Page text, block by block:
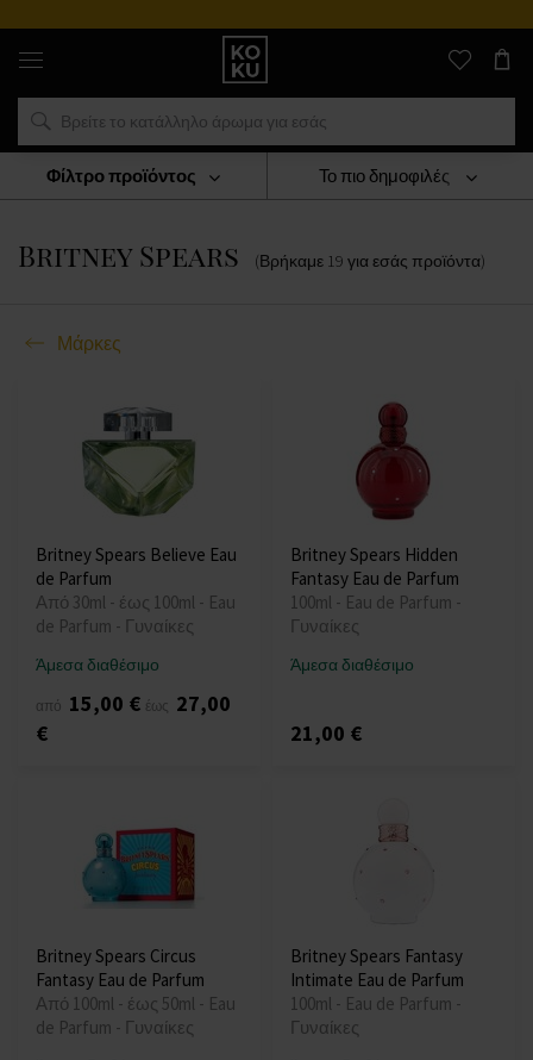
Αυθεντικά
αρώματα
και
ρολόγια
σε
μέρος
Μάρκες
Britney Spears
Britney Spears (Βρήκαμε 19 για εσάς προϊόντα)
Το πιο δημοφιλές
Μάρκες
Φίλτρο προϊόντος
Britney Spears Believe Eau
de Parfum
Από 30ml - έως 100ml - Eau
de Parfum - Γυναίκες
Άμεσα διαθέσιμο
από 15,00 € έως 27,00
€
Britney Spears Hidden
Fantasy Eau de Parfum
100ml - Eau de Parfum -
Γυναίκες
Άμεσα διαθέσιμο
21,00 €
Britney Spears Circus
Fantasy Eau de Parfum
Από 100ml - έως 50ml - Eau
de Parfum - Γυναίκες
Britney Spears Fantasy
Intimate Eau de Parfum
100ml - Eau de Parfum -
Γυναίκες